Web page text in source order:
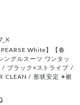
PEARSE White】【春
ングルスーツ ワンタッ
/ ブラック×ストライプ /
CLEAN / 形状安定 ※裾